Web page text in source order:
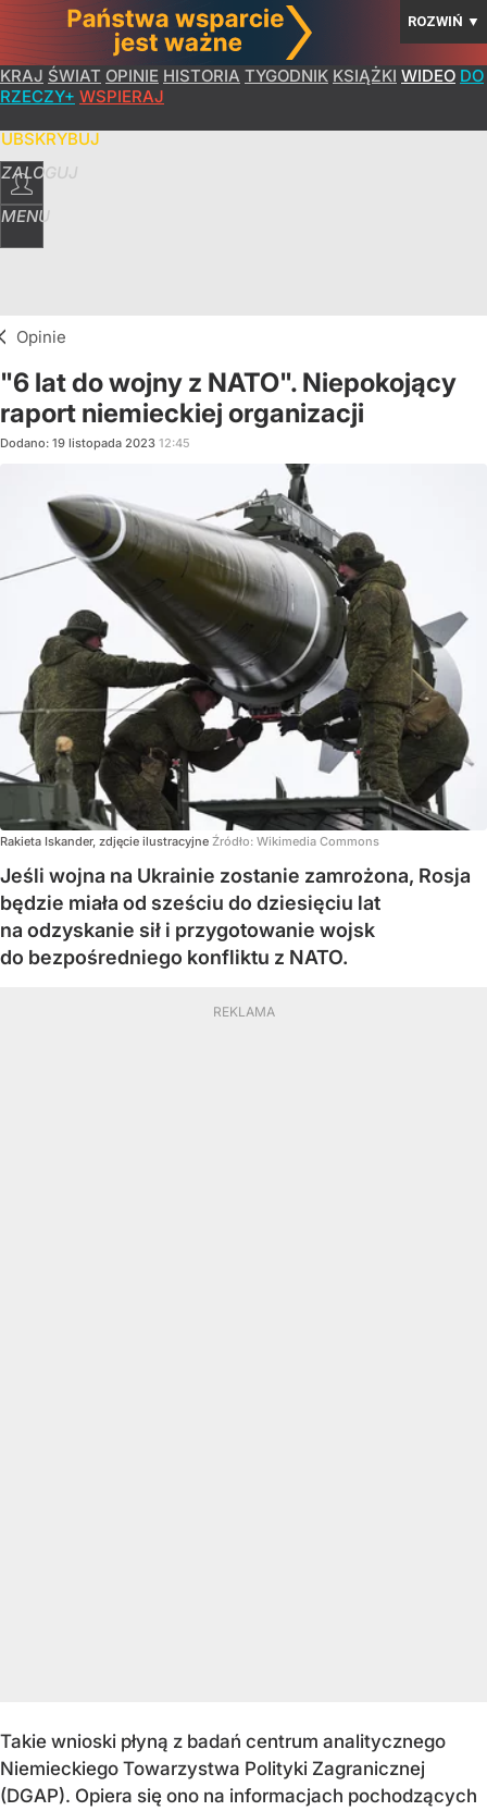
ROZWIŃ ▼
KRAJ ŚWIAT OPINIE HISTORIA TYGODNIK KSIĄŻKI WIDEO DO
RZECZY+ WSPIERAJ
ZALOGUJ
MENU
Opinie
"6 lat do wojny z NATO". Niepokojący
raport niemieckiej organizacji
Dodano: 19 listopada 2023 12:45
Rakieta Iskander, zdjęcie ilustracyjne Źródło: Wikimedia Commons
Jeśli wojna na Ukrainie zostanie zamrożona, Rosja
będzie miała od sześciu do dziesięciu lat
na odzyskanie sił i przygotowanie wojsk
do bezpośredniego konfliktu z NATO.
Takie wnioski płyną z badań centrum analitycznego
Niemieckiego Towarzystwa Polityki Zagranicznej
(DGAP). Opiera się ono na informacjach pochodzących